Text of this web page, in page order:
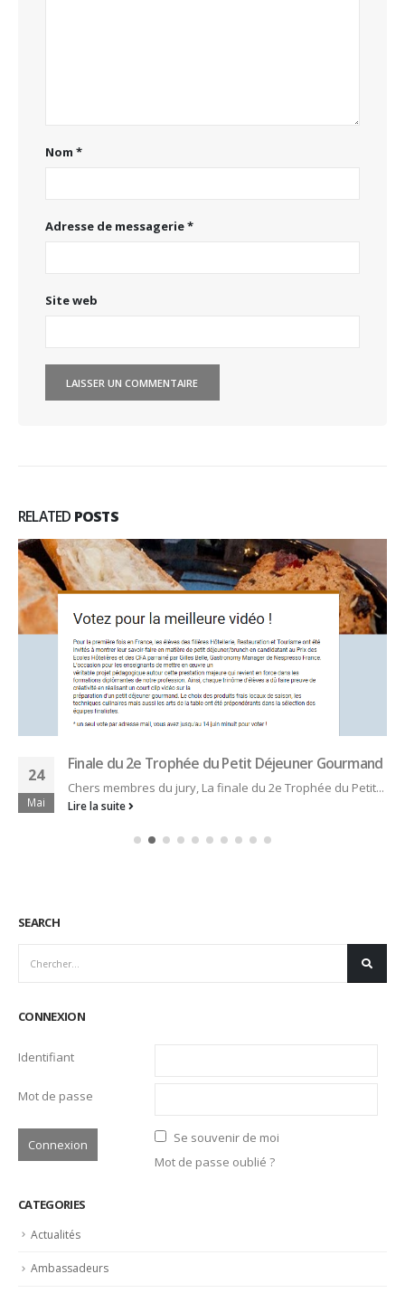
Nom *
Adresse de messagerie*
Site web
RELATED POSTS
24
Mai
Finale du 2e Trophée du Petit Déjeuner Gourmand
Chers membres du jury, La finale du 2e Trophée du Petit...
Lire la suite
SEARCH
CONNEXION
Identifiant
Mot de passe
Se souvenir de moi
Mot de passe oublié ?
CATEGORIES
Actualités
Ambassadeurs